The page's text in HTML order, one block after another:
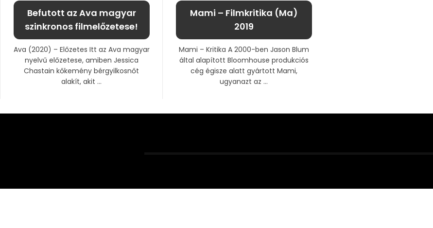
Befutott az Ava magyar
szinkronos filmelőzetese!
Ava (2020) – Előzetes Itt az Ava magyar
nyelvű előzetese, amiben Jessica
Chastain kőkemény bérgyilkosnőt
alakít, akit ...
Mami – Filmkritika (Ma)
2019
Mami – Kritika A 2000-ben Jason Blum
által alapított Bloomhouse produkciós
cég égisze alatt gyártott Mami,
ugyanazt az ...